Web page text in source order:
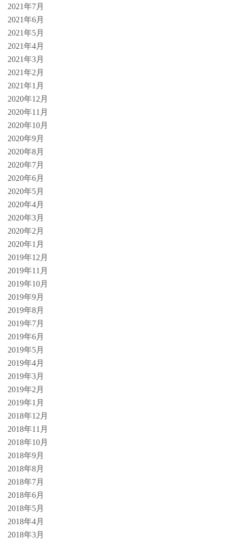
2021年7月
2021年6月
2021年5月
2021年4月
2021年3月
2021年2月
2021年1月
2020年12月
2020年11月
2020年10月
2020年9月
2020年8月
2020年7月
2020年6月
2020年5月
2020年4月
2020年3月
2020年2月
2020年1月
2019年12月
2019年11月
2019年10月
2019年9月
2019年8月
2019年7月
2019年6月
2019年5月
2019年4月
2019年3月
2019年2月
2019年1月
2018年12月
2018年11月
2018年10月
2018年9月
2018年8月
2018年7月
2018年6月
2018年5月
2018年4月
2018年3月